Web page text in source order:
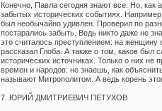
Конечно, Павла сегодня знают все. Но, как
забытых исторических событиях.
был необычайно удивлен. Проверил по
постарались забыть. Ведь никто даже не
это считалось преступлением: на
рассказал Глоба. А также о том, каков был
исторических источниках. Только о них не
времен и народов: не знаешь, как
называют Митрополитом. А ведь корень
7. ЮРИЙ ДМИТРИЕВИЧ ПЕТУХОВ